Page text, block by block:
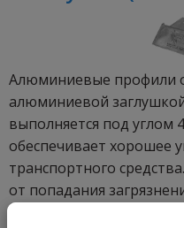
Алюминиевые профили
алюминиевой
выполняется под углом
обеспечивает хорошее
транспортного
от попадания
же предотвращает